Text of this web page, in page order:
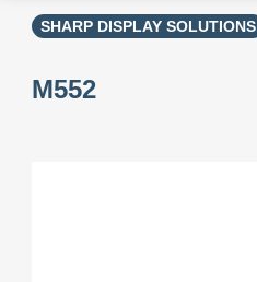
SHARP DISPLAY SOLUTIONS
M552